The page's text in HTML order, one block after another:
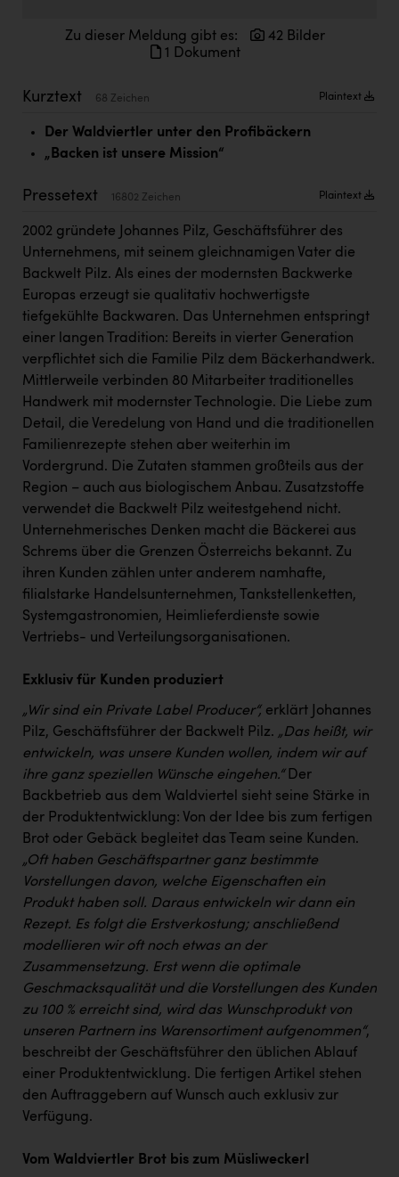
Fristads Austria
Immotech
INTERSPAR
INTERSPORT Austria
Jesolo
Jane Goodall Institute Austria
Kärcher
Karin Liedl
KIWI Kinderwunsch Institut Dr. Loimer
KLIPP Frisör
Kleider Bauer
Kremsmüller Anlagenbau GmbH
Maximarkt
Oldtimer Raststationen und Motorhotels
Österreichischer Kachelofenverband
Orlen
Passage Linz
PÜSPÖK
RE/MAX Welcome
Resch&Frisch
RUBBLE MASTER
Ruderclub Wels
SCRI - Salzburg Cancer Research Institute
SCHMACHTL GmbH
Schwingshandl - automation technology gmbh
Zu dieser Meldung gibt es:
42 Bilder
1 Dokument
Kurztext 68 Zeichen Plaintext
Der Waldviertler unter den Profibäckern
„Backen ist unsere Mission“
Pressetext 16802 Zeichen Plaintext
2002 gründete Johannes Pilz, Geschäftsführer des
Unternehmens, mit seinem gleichnamigen Vater die
Backwelt Pilz. Als eines der modernsten Backwerke
Europas erzeugt sie qualitativ hochwertigste
tiefgekühlte Backwaren. Das Unternehmen entspringt
einer langen Tradition: Bereits in vierter Generation
verpflichtet sich die Familie Pilz dem Bäckerhandwerk.
Mittlerweile verbinden 80 Mitarbeiter traditionelles
Handwerk mit modernster Technologie. Die Liebe zum
Detail, die Veredelung von Hand und die traditionellen
Familienrezepte stehen aber weiterhin im
Vordergrund. Die Zutaten stammen großteils aus der
Region – auch aus biologischem Anbau. Zusatzstoffe
verwendet die Backwelt Pilz weitestgehend nicht.
Unternehmerisches Denken macht die Bäckerei aus
Schrems über die Grenzen Österreichs bekannt. Zu
ihren Kunden zählen unter anderem namhafte,
filialstarke Handelsunternehmen, Tankstellenketten,
Systemgastronomien, Heimlieferdienste sowie
Vertriebs- und Verteilungsorganisationen.
Exklusiv für Kunden produziert
„Wir sind ein Private Label Producer“, erklärt Johannes
Pilz, Geschäftsführer der Backwelt Pilz. „Das heißt, wir
entwickeln, was unsere Kunden wollen, indem wir auf
ihre ganz speziellen Wünsche eingehen.“Der
Backbetrieb aus dem Waldviertel sieht seine Stärke in
der Produktentwicklung: Von der Idee bis zum fertigen
Brot oder Gebäck begleitet das Team seine Kunden.
„Oft haben Geschäftspartner ganz bestimmte
Vorstellungen davon, welche Eigenschaften ein
Produkt haben soll. Daraus entwickeln wir dann ein
Rezept. Es folgt die Erstverkostung; anschließend
modellieren wir oft noch etwas an der
Zusammensetzung. Erst wenn die optimale
Geschmacksqualität und die Vorstellungen des Kunden
zu 100 % erreicht sind, wird das Wunschprodukt von
unseren Partnern ins Warensortiment aufgenommen“,
beschreibt der Geschäftsführer den üblichen Ablauf
einer Produktentwicklung. Die fertigen Artikel stehen
den Auftraggebern auf Wunsch auch exklusiv zur
Verfügung.
Vom Waldviertler Brot bis zum Müsliweckerl